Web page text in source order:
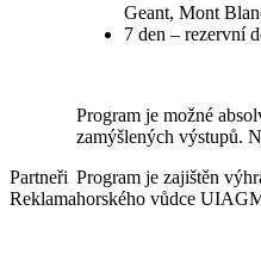
Partneři
Reklama
Geant, Mont
7 den – rezervní
Program je možné
zamýšlených výstupů.
Program je zajištěn
horského vůdce